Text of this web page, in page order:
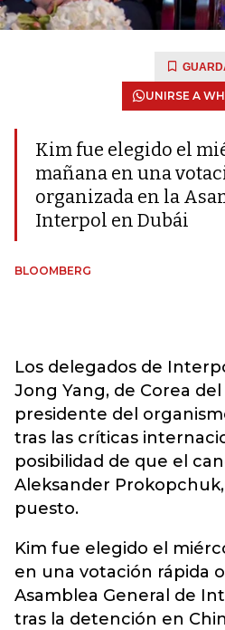
UNIRSE A
Kim fue elegido el
mañana en una
organizada en la
Interpol en Dubái
BLOOMBERG
Los delegados de
Jong Yang, de Corea
presidente del
tras las críticas
posibilidad de que el
Aleksander
puesto.
Kim fue elegido el
en una votación rápida
Asamblea General de
tras la detención en